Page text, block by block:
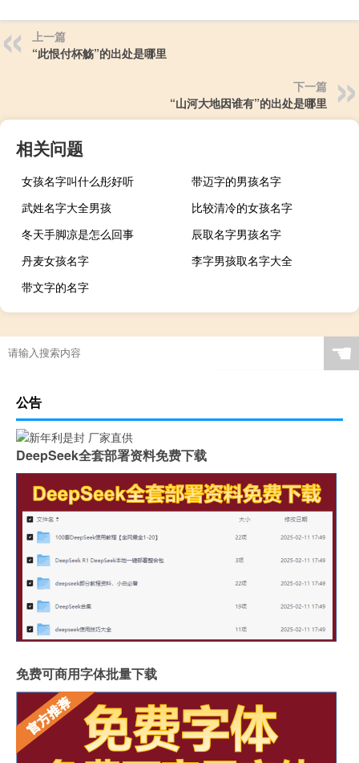
上一篇
“此恨付杯觞”的出处是哪里
下一篇
“山河大地因谁有”的出处是哪里
相关问题
女孩名字叫什么彤好听
带迈字的男孩名字
武姓名字大全男孩
比较清冷的女孩名字
冬天手脚凉是怎么回事
辰取名字男孩名字
丹麦女孩名字
李字男孩取名字大全
带文字的名字
☚
公告
DeepSeek全套部署资料免费下载
免费可商用字体批量下载